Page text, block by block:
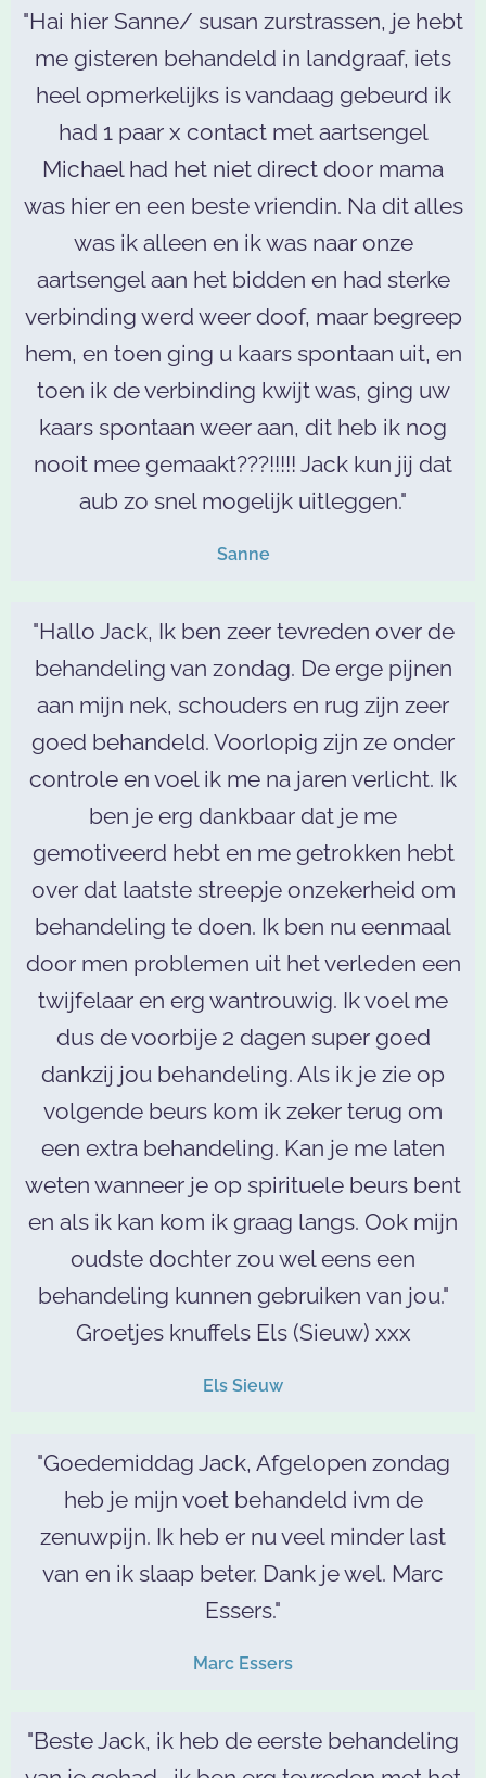
"Hai hier Sanne/ susan zurstrassen, je hebt
me gisteren behandeld in landgraaf, iets
heel opmerkelijks is vandaag gebeurd ik
had 1 paar x contact met aartsengel
Michael had het niet direct door mama
was hier en een beste vriendin. Na dit alles
was ik alleen en ik was naar onze
aartsengel aan het bidden en had sterke
verbinding werd weer doof, maar begreep
hem, en toen ging u kaars spontaan uit, en
toen ik de verbinding kwijt was, ging uw
kaars spontaan weer aan, dit heb ik nog
nooit mee gemaakt???!!!!! Jack kun jij dat
aub zo snel mogelijk uitleggen."
Sanne
"Hallo Jack, Ik ben zeer tevreden over de
behandeling van zondag. De erge pijnen
aan mijn nek, schouders en rug zijn zeer
goed behandeld. Voorlopig zijn ze onder
controle en voel ik me na jaren verlicht. Ik
ben je erg dankbaar dat je me
gemotiveerd hebt en me getrokken hebt
over dat laatste streepje onzekerheid om
behandeling te doen. Ik ben nu eenmaal
door men problemen uit het verleden een
twijfelaar en erg wantrouwig. Ik voel me
dus de voorbije 2 dagen super goed
dankzij jou behandeling. Als ik je zie op
volgende beurs kom ik zeker terug om
een extra behandeling. Kan je me laten
weten wanneer je op spirituele beurs bent
en als ik kan kom ik graag langs. Ook mijn
oudste dochter zou wel eens een
behandeling kunnen gebruiken van jou."
Groetjes knuffels Els (Sieuw) xxx
Els Sieuw
"Goedemiddag Jack, Afgelopen zondag
heb je mijn voet behandeld ivm de
zenuwpijn. Ik heb er nu veel minder last
van en ik slaap beter. Dank je wel. Marc
Essers."
Marc Essers
"Beste Jack, ik heb de eerste behandeling